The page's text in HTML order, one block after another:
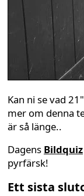
Kan ni se vad
mer om denna
är så länge..
Dagens Bildquiz
pyrfärsk!
Ett sista